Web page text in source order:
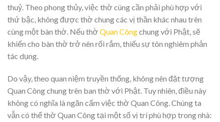
thuỷ. Theo phong thủy, việc thờ cúng cần phải phù hợp với
thứ bậc, không được thờ chung các vị thần khác nhau trên
cùng một bàn thờ. Nếu thờ Quan Côngchung với Phật, sẽ
khiến cho bàn thờ trở nên rối rắm, thiếu sự tôn nghiêm phản
tác dụng.
Do vậy, theo quan niệm truyền thống, không nên đặt tượng
Quan Công chung trên ban thờ với Phật. Tuy nhiên, điều này
không có nghĩa là ngăn cấm việc thờ Quan Công. Chúng ta
vẫn có thể thờ Quan Công tại một số vị trí phù hợp trong nhà: